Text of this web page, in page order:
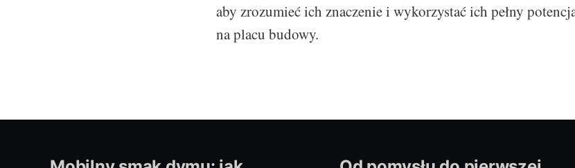
aby zrozumieć ich znaczenie i wykorzystać ich pełny
na placu budowy.